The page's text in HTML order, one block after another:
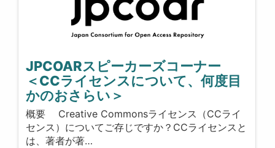
JPCOARスピーカーズコーナー
＜CCライセンスについて、何度目
かのおさらい＞
概要 Creative Commonsライセンス（CCライ
センス）についてご存じですか？CCライセンスと
は、著者が著…